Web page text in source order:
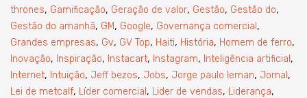
thrones, Gamificação, Geração de valor, Gestão, Gestão do,
Gestão do amanhã, GM, Google, Governança comercial ,
Grandes empresas, Gv, GV Top, Haiti, História, Homem de ferro,
Inovação, Inspiração, Instacart, Instagram, Inteligência artificial ,
Internet, Intuição, Jeff bezos, Jobs, Jorge paulo leman, Jornal ,
Lei de metcalf, Líder comercial , Lider de vendas, Liderança,